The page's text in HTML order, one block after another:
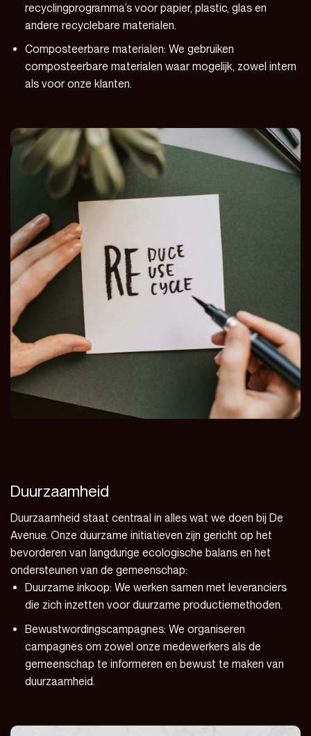
recyclingprogramma’s voor papier, plastic, glas en
andere recyclebare materialen.
Composteerbare materialen: We gebruiken
composteerbare materialen waar mogelijk, zowel intern
als voor onze klanten.
Duurzaamheid
Duurzaamheid staat centraal in alles wat we doen bij De
Avenue. Onze duurzame initiatieven zijn gericht op het
bevorderen van langdurige ecologische balans en het
ondersteunen van de gemeenschap:
Duurzame inkoop: We werken samen met leveranciers
die zich inzetten voor duurzame productiemethoden.
Bewustwordingscampagnes: We organiseren
campagnes om zowel onze medewerkers als de
gemeenschap te informeren en bewust te maken van
duurzaamheid.